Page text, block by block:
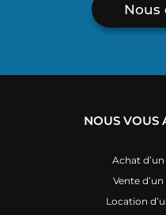
Nous
NOUS VOUS
Achat
Vente
Location